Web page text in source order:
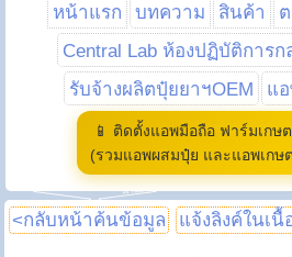
หน้าแรก บทความ สินค้า
Central Lab ห้องปฏิบัติการก
รับจ้างผลิตปุ๋ยยาฯOEM
แ
📱 ติดตั้งแอพมือถือ ฟาร์มเกษ
(รวมแอพผสมปุ๋ย และแอพเกษ
<กลับหน้าค้นข้อมูล แจ้งลิงค์ในเนื้